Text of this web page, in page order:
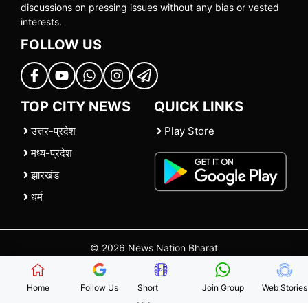
discussions on pressing issues without any bias or vested
interests.
FOLLOW US
TOP CITY NEWS
उत्तर-प्रदेश
मध्य-प्रदेश
झारखंड
धर्म
QUICK LINKS
Play Store
© 2026 News Nation Bharat
| |Contact Us |Policies Terms and Conditions
Home Follow Us
Short
Join Group Web Stories